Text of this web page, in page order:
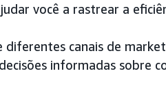
você a rastrear a
canais de
informadas sobre